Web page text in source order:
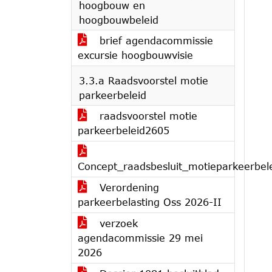
hoogbouw en
hoogbouwbeleid
brief agendacommissie
excursie hoogbouwvisie
3.3.a Raadsvoorstel motie
parkeerbeleid
raadsvoorstel motie
parkeerbeleid2605
Verordening
parkeerbelasting Oss 2026-II
verzoek
agendacommissie 29 mei
2026